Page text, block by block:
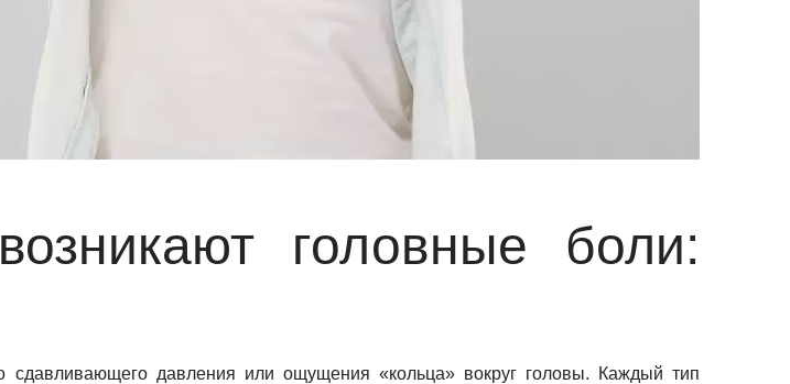
головные боли:
сдавливающего давления или ощущения «кольца» вокруг головы. Каждый тип